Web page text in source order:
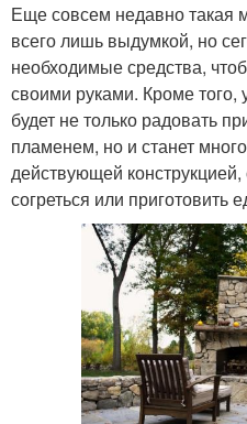
Еще совсем недавно такая
всего лишь выдумкой, но
необходимые средства,
своими руками. Кроме того,
будет не только радовать
пламенем, но и станет
действующей
согреться или приготовить